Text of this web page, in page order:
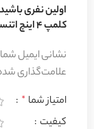
اولین نفری
کلمپ ۴ اینچ اتنسی”
نشانی ایمیل
علامت‌گذاری
امتیاز شما *
کیفیت